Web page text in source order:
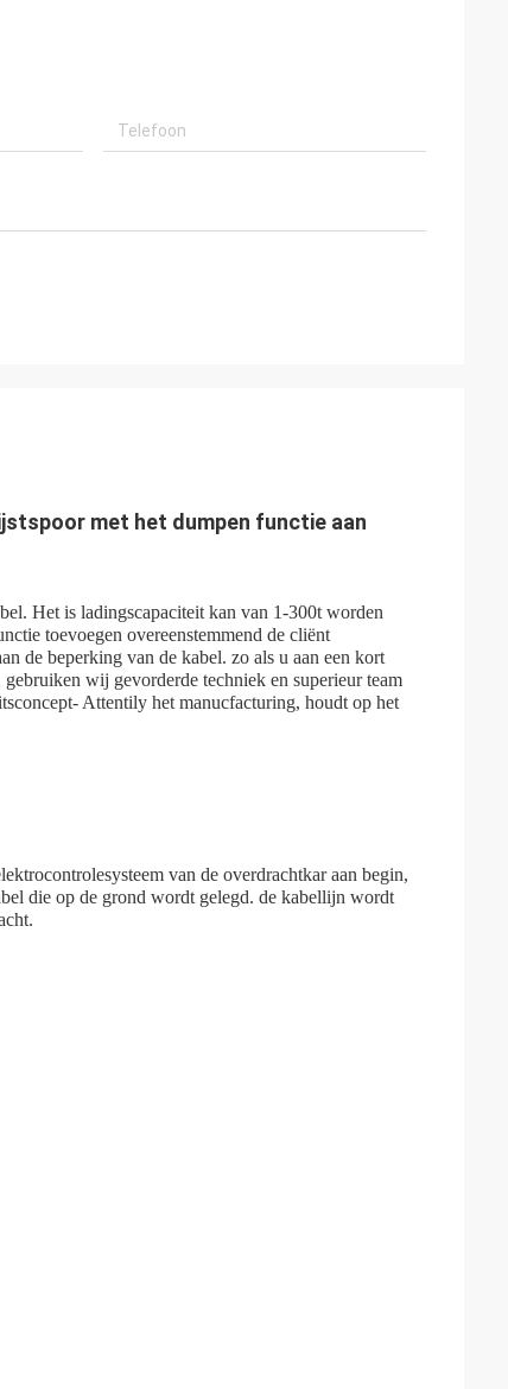
met het dumpen functie aan
Het is ladingscapaciteit kan van 1-300t worden
toevoegen overeenstemmend de cliënt
de beperking van de kabel. zo als u aan een kort
wij gevorderde techniek en superieur team
Attentily het manucfacturing, houdt op het
van de overdrachtkar aan begin,
die op de grond wordt gelegd. de kabellijn wordt